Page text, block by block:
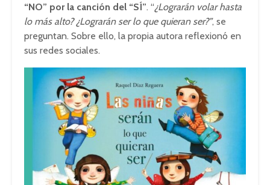
“NO” por la canción del “SÍ”. “¿Lograrán volar hasta
lo más alto? ¿Lograrán ser lo que quieran ser?”, se
preguntan. Sobre ello, la propia autora reflexionó en
sus redes sociales.